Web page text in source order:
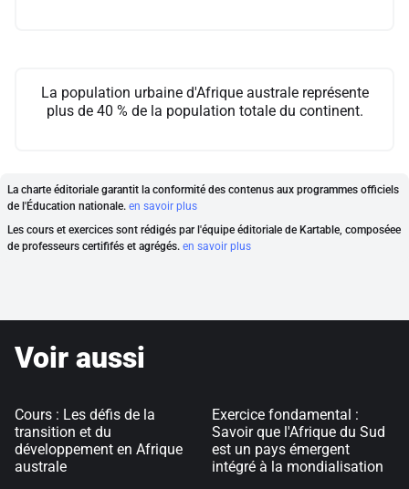
La population urbaine d'Afrique australe représente
plus de 40 % de la population totale du continent.
La charte éditoriale garantit la conformité des contenus aux programmes officiels
de l'Éducation nationale. en savoir plus
Les cours et exercices sont rédigés par l'équipe éditoriale de Kartable, composéee
de professeurs certififés et agrégés. en savoir plus
Voir aussi
Cours : Les défis de la
transition et du
développement en Afrique
australe
Exercice fondamental :
Savoir que l'Afrique du Sud
est un pays émergent
intégré à la mondialisation